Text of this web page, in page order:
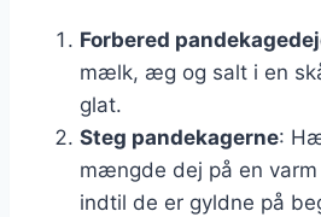
Forbered
mælk, æg og salt i en
glat.
Steg pandekagerne:
mængde dej på en
indtil de er gyldne på